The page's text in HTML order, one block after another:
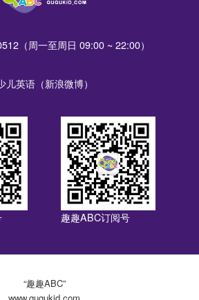
（周一至周日 09:00 ~ 22:00）
英语（新浪微博）
趣趣ABC订阅号
“趣趣ABC”